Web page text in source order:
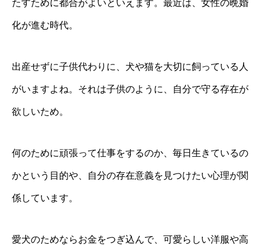
たすために都合がよいといえます。最近は、女性の晩婚
化が進む時代。
出産せずに子供代わりに、犬や猫を大切に飼っている人
がいますよね。それは子供のように、自分で守る存在が
欲しいため。
何のために頑張って仕事をするのか、毎日生きているの
かという目的や、自分の存在意義を見つけたい心理が関
係しています。
愛犬のためならお金をつぎ込んで、可愛らしい洋服や高